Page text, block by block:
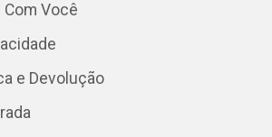
Com Você
e Devolução